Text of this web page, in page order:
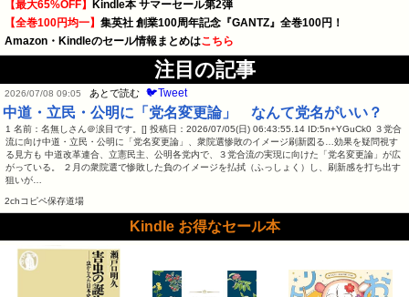
【最大65%OFF】
Kindle本 サマーセール第2弾
【全巻100円均一】 集英社 創業100周年記念『GANTZ』全巻100円！
Amazon・Kindleのセール情報まとめはこちら
注目の記事
2026/07/08 09:05 あとで読む 🐦Tweet
中道・立民・公明に「党名変更論」 なんて党名がいい？
1 名前：名無しさん＠涙目です。[] 投稿日：2026/07/05(日) 06:43:55.14 ID:5n+YGuCk0 ３党合
流に向け中道・立民・公明に「党名変更論」、衆院選惨敗のイメージ刷新図る…効果を疑問視す
る見方も 中道改革連合、立憲民主、公明各党内で、３党合流の実現に向けた「党名変更論」が広
がっている。 ２月の衆院選で惨敗した負のイメージを払拭（ふっしょく）し、刷新感を打ち出す
狙いが…
2chコピペ保存道場
Kindle お得なセール本